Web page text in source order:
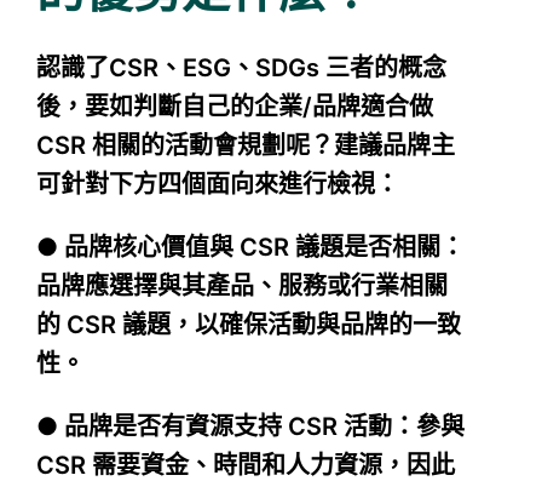
認識了CSR、ESG、SDGs 三者的概念
後，要如判斷自己的企業/品牌適合做
CSR 相關的活動會規劃呢？建議品牌主
可針對下方四個面向來進行檢視：
● 品牌核心價值與 CSR 議題是否相關：
品牌應選擇與其產品、服務或行業相關
的 CSR 議題，以確保活動與品牌的一致
性。
● 品牌是否有資源支持 CSR 活動：參與
CSR 需要資金、時間和人力資源，因此